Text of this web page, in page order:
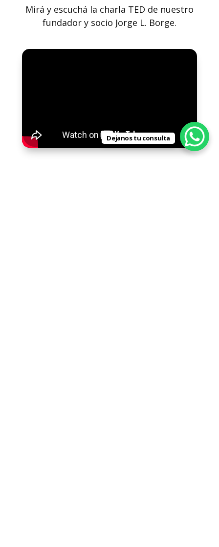
Mirá y escuchá la charla TED de nuestro
fundador y socio Jorge L. Borge.
Dejanos tu consulta